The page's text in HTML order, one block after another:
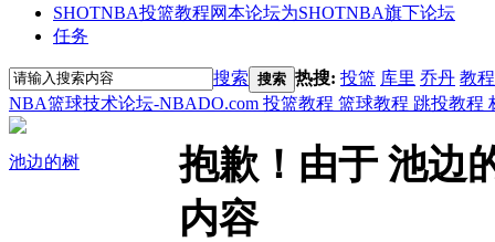
SHOTNBA投篮教程网本论坛为SHOTNBA旗下论坛
任务
搜索 搜索 热搜: 投篮 库里 乔丹 教程
NBA篮球技术论坛-NBADO.com 投篮教程 篮球教程 跳投教程
池边的树
抱歉！由于 池边
内容